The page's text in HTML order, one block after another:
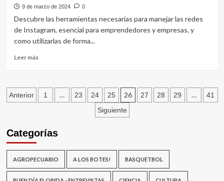
chasque
que
en
la
de
Paraguay
9 de marzo de 2024 0
Descubre las herramientas necesarias para manejar las redes
de Instagram, esencial para emprendedores y empresas, y
como utilizarlas de forma...
Leer másLeer
Creativo
brinda
manejo
de
Instagram
Paginación
entradas
Anterior 1 … 23 24 25 26 27 28 29 …
41
Siguiente
Categorías
AGROPECUARIO A LOS BOTES! BASQUETBOL